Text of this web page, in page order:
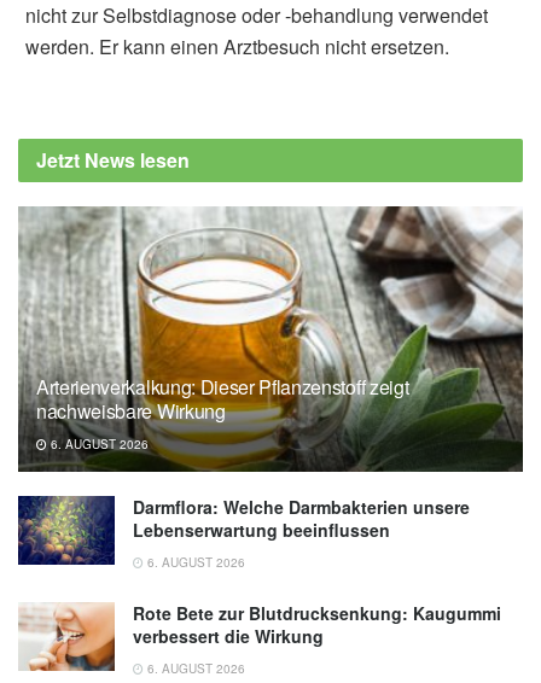
nicht zur Selbstdiagnose oder -behandlung verwendet
werden. Er kann einen Arztbesuch nicht ersetzen.
Jetzt News lesen
Arterienverkalkung: Dieser Pflanzenstoff zeigt
nachweisbare Wirkung
6. AUGUST 2026
Darmflora: Welche Darmbakterien unsere
Lebenserwartung beeinflussen
6. AUGUST 2026
Rote Bete zur Blutdrucksenkung: Kaugummi
verbessert die Wirkung
6. AUGUST 2026